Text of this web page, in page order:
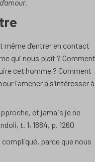
d’entrer en contact
qui nous plaît ? Comment
cet homme ? Comment
l’amener à s’intéresser à
et jamais je ne
t. 1, 1884, p. 1260
parce que nous